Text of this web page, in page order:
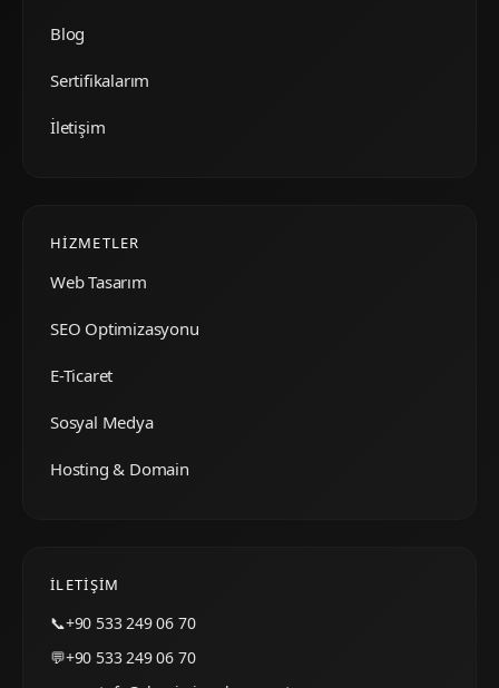
Blog
Sertifikalarım
İletişim
HIZMETLER
Web Tasarım
SEO Optimizasyonu
E-Ticaret
Sosyal Medya
Hosting & Domain
İLETIŞIM
📞+90 533 249 06 70
💬+90 533 249 06 70